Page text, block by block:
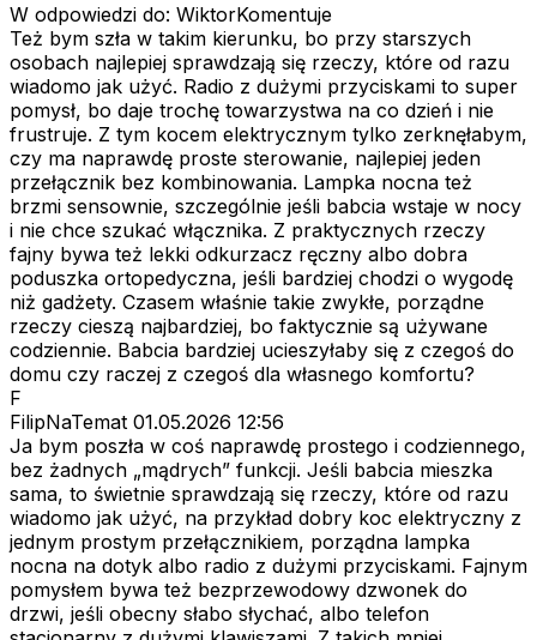
W odpowiedzi do: WiktorKomentuje
Też bym szła w takim kierunku, bo przy starszych
osobach najlepiej sprawdzają się rzeczy, które od razu
wiadomo jak użyć. Radio z dużymi przyciskami to super
pomysł, bo daje trochę towarzystwa na co dzień i nie
frustruje. Z tym kocem elektrycznym tylko zerknęłabym,
czy ma naprawdę proste sterowanie, najlepiej jeden
przełącznik bez kombinowania. Lampka nocna też
brzmi sensownie, szczególnie jeśli babcia wstaje w nocy
i nie chce szukać włącznika. Z praktycznych rzeczy
fajny bywa też lekki odkurzacz ręczny albo dobra
poduszka ortopedyczna, jeśli bardziej chodzi o wygodę
niż gadżety. Czasem właśnie takie zwykłe, porządne
rzeczy cieszą najbardziej, bo faktycznie są używane
codziennie. Babcia bardziej ucieszyłaby się z czegoś do
domu czy raczej z czegoś dla własnego komfortu?
F
FilipNaTemat 01.05.2026 12:56
Ja bym poszła w coś naprawdę prostego i codziennego,
bez żadnych „mądrych” funkcji. Jeśli babcia mieszka
sama, to świetnie sprawdzają się rzeczy, które od razu
wiadomo jak użyć, na przykład dobry koc elektryczny z
jednym prostym przełącznikiem, porządna lampka
nocna na dotyk albo radio z dużymi przyciskami. Fajnym
pomysłem bywa też bezprzewodowy dzwonek do
drzwi, jeśli obecny słabo słychać, albo telefon